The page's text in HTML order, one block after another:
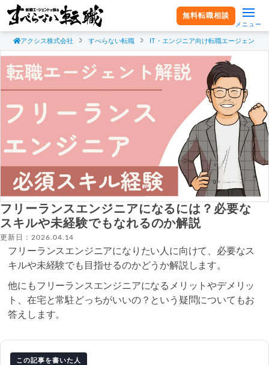
無料転職相談
メニュー
アクシス株式会社 すべらない転職 IT・エンジニア向け転職エージェント
フリーランスエンジニアになるには？必要な
スキルや未経験でもなれるのか解説
更新日：2026.04.14
フリーランスエンジニアになりたい人に向けて、必要なス
キルや未経験でも目指せるのかどうか解説します。
他にもフリーランスエンジニアになるメリットやデメリッ
ト、在宅と常駐どっちがいいの？という疑問についてもお
答えします。
この記事を書いた人